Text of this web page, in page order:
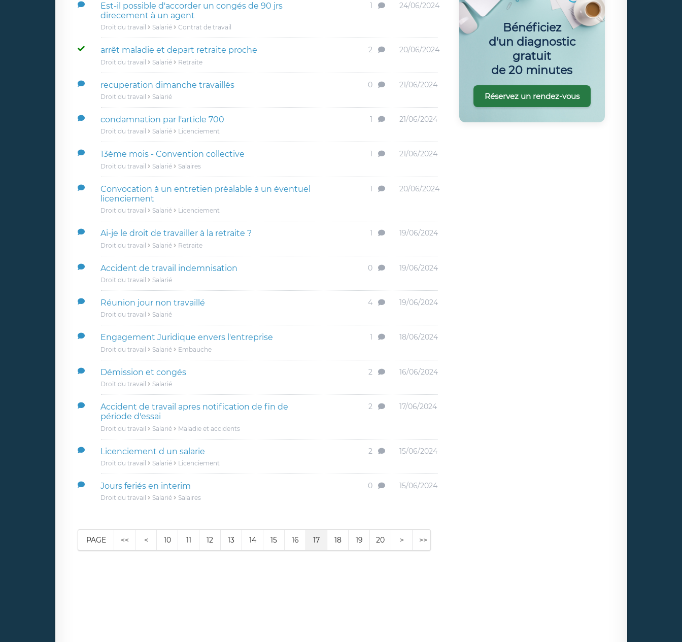
Est-il possible d'accorder un congés de 90 jrs
direcement à un agent
Droit du travail Salarié Contrat de travail
1 24/06/2024
arrêt maladie et depart retraite proche
Droit du travail Salarié Retraite
2 20/06/2024
recuperation dimanche travaillés
Droit du travail Salarié
0 21/06/2024
condamnation par l'article 700
Droit du travail Salarié Licenciement
1 21/06/2024
13ème mois - Convention collective
Droit du travail Salarié Salaires
1 21/06/2024
Convocation à un entretien préalable à un éventuel
licenciement
Droit du travail Salarié Licenciement
1 20/06/2024
Ai-je le droit de travailler à la retraite ?
Droit du travail Salarié Retraite
1 19/06/2024
Accident de travail indemnisation
Droit du travail Salarié
0 19/06/2024
Réunion jour non travaillé
Droit du travail Salarié
4 19/06/2024
Engagement Juridique envers l'entreprise
Droit du travail Salarié Embauche
1 18/06/2024
Démission et congés
Droit du travail Salarié
2 16/06/2024
Accident de travail apres notification de fin de
période d'essai
Droit du travail Salarié Maladie et accidents
2 17/06/2024
Licenciement d un salarie
Droit du travail Salarié Licenciement
2 15/06/2024
Jours feriés en interim
Droit du travail Salarié Salaires
0 15/06/2024
PAGE << < 10 11 12 13 14 15 16 17 18 19 20 > >>
Bénéficiez
d'un diagnostic
gratuit
de 20 minutes
Réservez un rendez-vous